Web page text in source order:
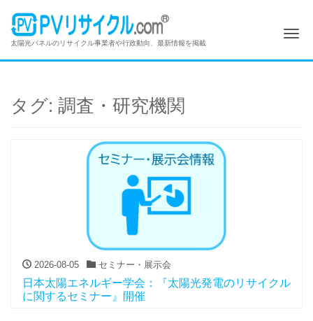
太陽光パネルのリサイクル事業者や行政動向、最新情報を掲載
タグ: 調査・研究機関
2026-08-05 セミナー・展示会
日本太陽エネルギー学会：『太陽光発電のリサイクル
に関するセミナー』開催